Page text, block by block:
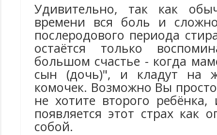
Удивительно, так как
времени вся боль и
послеродового периода
остаётся только
большом счастье - когда
сын (дочь)", и кладут на
комочек. Возможно Вы
не хотите второго
появляется этот страх как
собой.